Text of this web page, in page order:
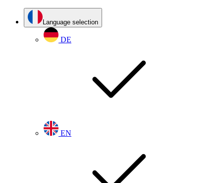
Language selection
DE
EN